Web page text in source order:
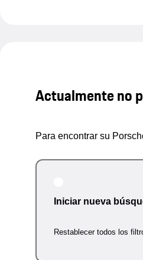
Actualmente no
Para encontrar su
Iniciar nueva
Restablecer todos los